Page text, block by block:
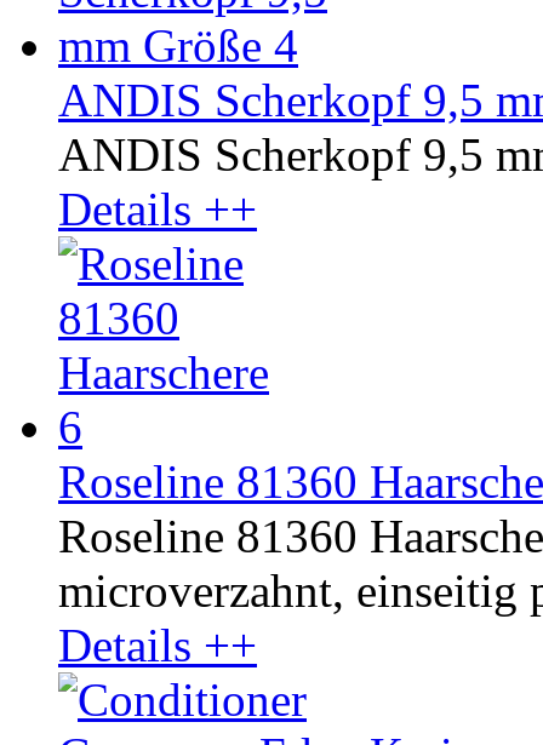
ANDIS Scherkopf 9,5
ANDIS Scherkopf 9,5
Details ++
Roseline 81360
Roseline 81360
microverzahnt, einseitig
Details ++